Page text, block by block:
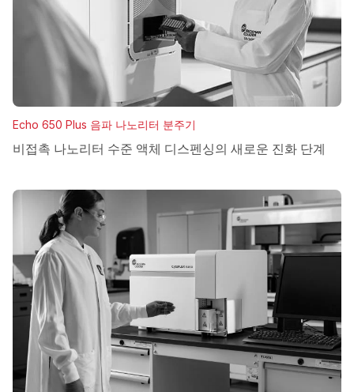
Echo 650 Plus 음파 나노리터 분주기
비접촉 나노리터 수준 액체 디스펜싱의 새로운 진화 단계